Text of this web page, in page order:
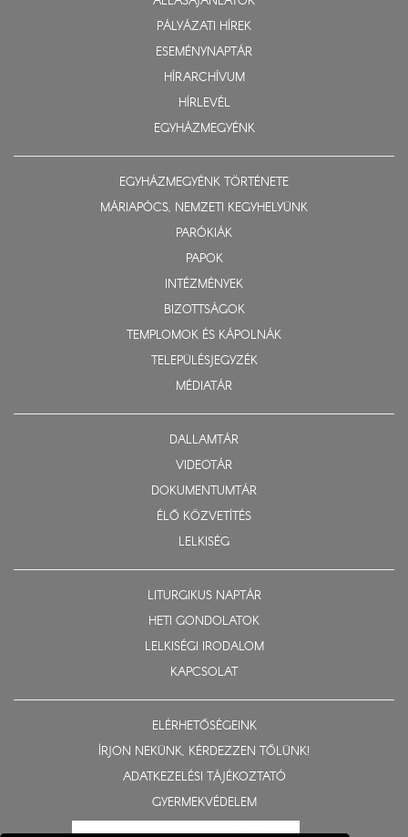
PÁLYÁZATI HÍREK
ESEMÉNYNAPTÁR
HÍRARCHÍVUM
HÍRLEVÉL
EGYHÁZMEGYÉNK
EGYHÁZMEGYÉNK TÖRTÉNETE
MÁRIAPÓCS, NEMZETI KEGYHELYÜNK
PARÓKIÁK
PAPOK
INTÉZMÉNYEK
BIZOTTSÁGOK
TEMPLOMOK ÉS KÁPOLNÁK
TELEPÜLÉSJEGYZÉK
MÉDIATÁR
DALLAMTÁR
VIDEOTÁR
DOKUMENTUMTÁR
ÉLŐ KÖZVETÍTÉS
LELKISÉG
LITURGIKUS NAPTÁR
HETI GONDOLATOK
LELKISÉGI IRODALOM
KAPCSOLAT
ELÉRHETŐSÉGEINK
ÍRJON NEKÜNK, KÉRDEZZEN TŐLÜNK!
ADATKEZELÉSI TÁJÉKOZTATÓ
GYERMEKVÉDELEM